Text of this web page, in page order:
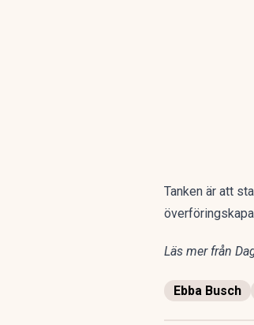
Tanken är att
Läs mer från
Ebba Busch